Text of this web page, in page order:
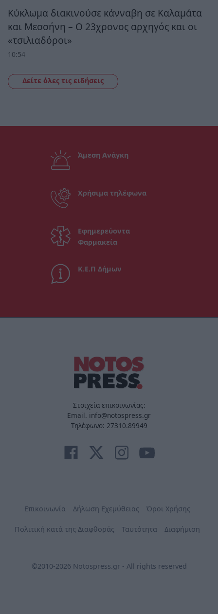
Κύκλωμα διακινούσε κάνναβη σε Καλαμάτα
και Μεσσήνη – Ο 23χρονος αρχηγός και οι
«τσιλιαδόροι»
10:54
Δείτε όλες τις ειδήσεις
Άμεση Ανάγκη
Χρήσιμα τηλέφωνα
Εφημερεύοντα
Φαρμακεία
Κ.Ε.Π Δήμων
Στοιχεία επικοινωνίας:
Email. info@notospress.gr
Τηλέφωνο: 27310.89949
Επικοινωνία Δήλωση Εχεμύθειας Όροι Χρήσης
Πολιτική κατά της Διαφθοράς Ταυτότητα Διαφήμιση
©2010-2026 Notospress.gr - All rights reserved